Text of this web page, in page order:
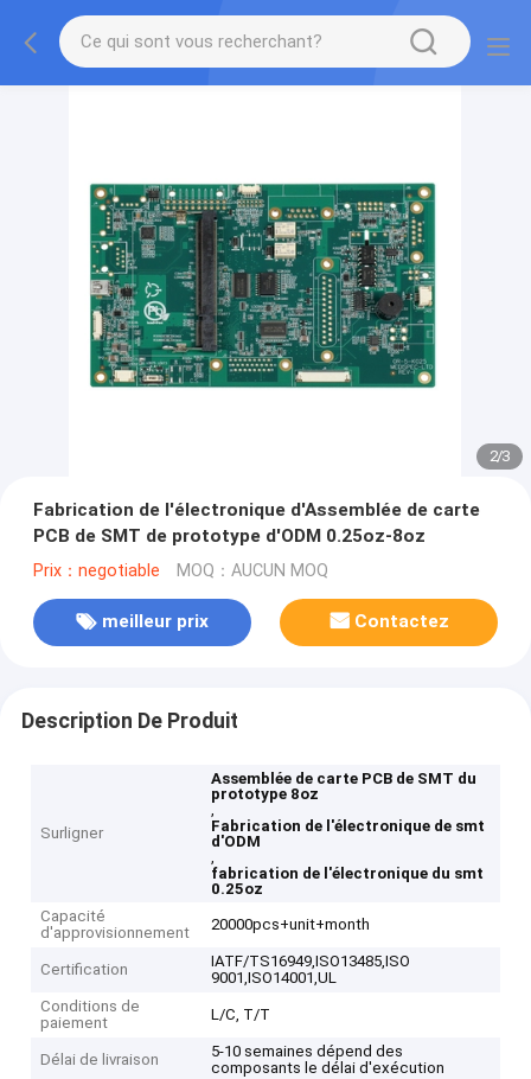
2/3
Fabrication de l'électronique d'Assemblée de carte
PCB de SMT de prototype d'ODM 0.25oz-8oz
Prix：negotiable MOQ：AUCUN MOQ
meilleur prix Contactez
Description De Produit
Surligner
Assemblée de carte PCB de SMT du
prototype 8oz
,
Fabrication de l'électronique de smt
d'ODM
,
fabrication de l'électronique du smt
0.25oz
Capacité
d'approvisionnement
20000pcs+unit+month
Certification
IATF/TS16949,ISO13485,ISO
9001,ISO14001,UL
Conditions de
paiement
L/C, T/T
Délai de livraison
5-10 semaines dépend des
composants le délai d'exécution